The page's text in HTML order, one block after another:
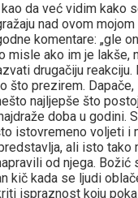
da već vidim kako
nad ovom
komentare: „gle
misle ako im je lakše,
drugačiju reakciju.
što prezirem.
najljepše što
doba u godini.
istovremeno voljeti i
ali isto tako
od njega. Božić
kič kada se ljudi
ispraznost koju